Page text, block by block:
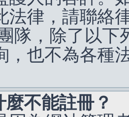
法律，請聯絡
隊，除了以下
，也不為各種
麼不能註冊？